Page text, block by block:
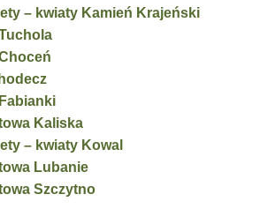
– kwiaty Kamień Krajeński
Kaliska
– kwiaty Kowal
Lubanie
Szczytno